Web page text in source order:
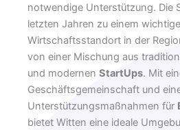
notwendige Unterstützung. Die
letzten Jahren zu einem
Wirtschaftsstandort in der
von einer Mischung aus
und modernen StartUps. Mit
Geschäftsgemeinschaft und
Unterstützungsmaßnahmen für
bietet Witten eine ideale